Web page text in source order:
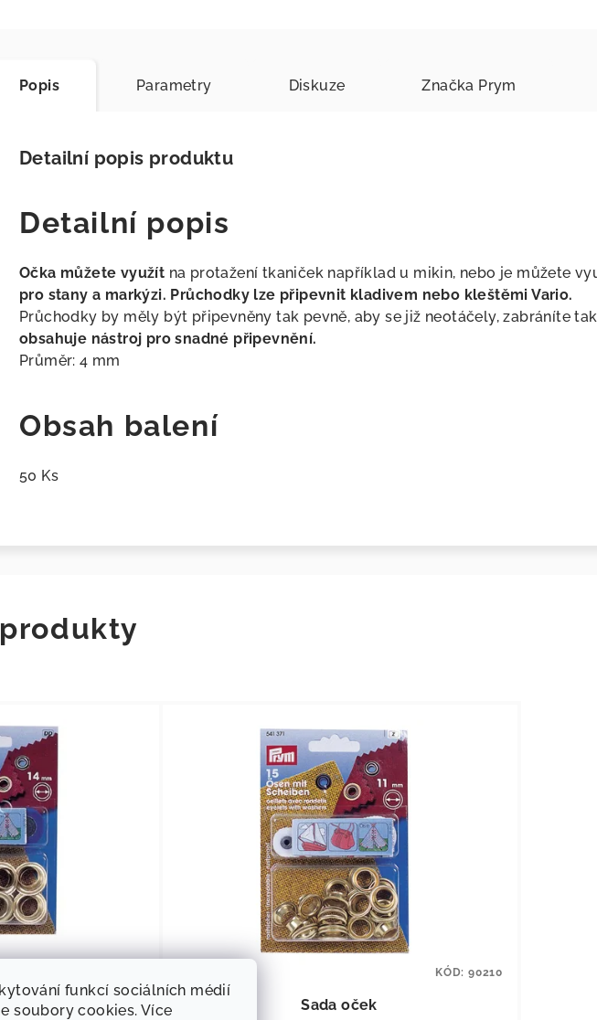
funkcí sociálních médií
soubory cookies. Více
Popis Parametry Diskuze Značka Prym
Detailní popis produktu
Detailní popis
Očka můžete využít na protažení tkaniček například u mikin, nebo je můžete
pro stany a markýzi. Průchodky lze připevnit kladivem nebo kleštěmi Vario.
Průchodky by měly být připevněny tak pevně, aby se již neotáčely, zabráníte
obsahuje nástroj pro snadné připevnění.
Průměr: 4 mm
Obsah balení
50 Ks
Sada oček
KÓD: 90210